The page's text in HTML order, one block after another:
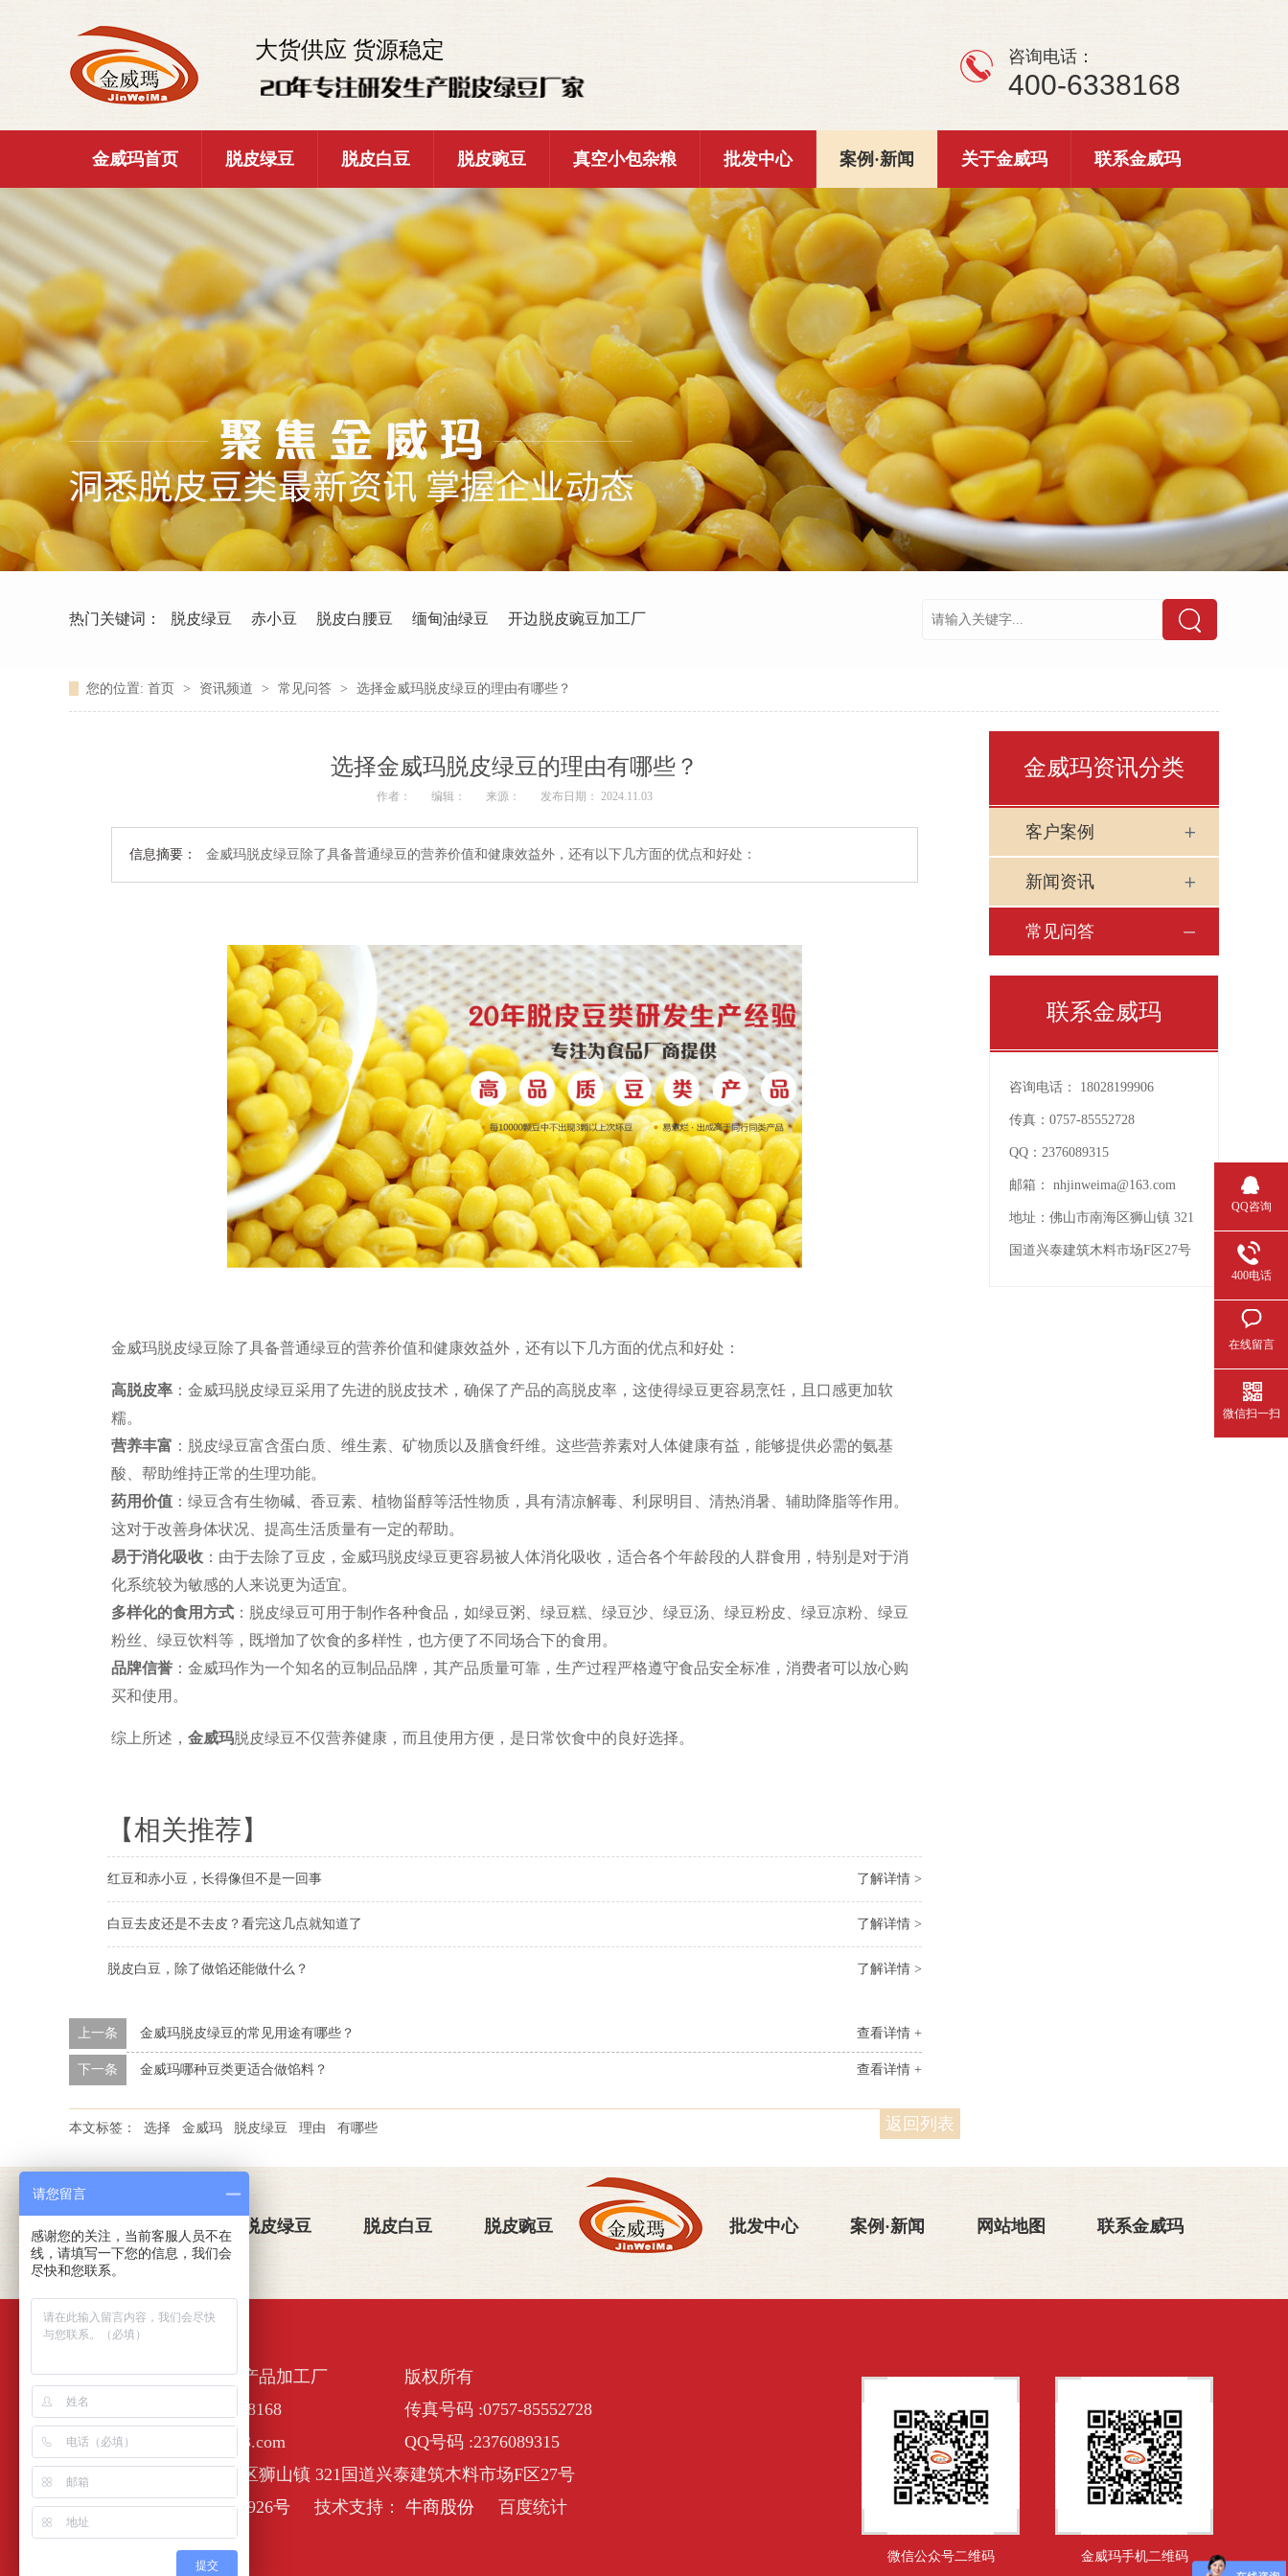
大货供应 货源稳定 咨询电话：
400-6338168
金威玛首页 脱皮绿豆 脱皮白豆 脱皮豌豆 真空小包杂粮 批发中心 案例·新闻 关于金威玛 联系金威玛
热门关键词： 脱皮绿豆 赤小豆 脱皮白腰豆 缅甸油绿豆 开边脱皮豌豆加工厂
您的位置: 首页 > 资讯频道 > 常见问答 > 选择金威玛脱皮绿豆的理由有哪些？
选择金威玛脱皮绿豆的理由有哪些？
作者： 编辑： 来源： 发布日期： 2024.11.03
信息摘要： 金威玛脱皮绿豆除了具备普通绿豆的营养价值和健康效益外，还有以下几方面的优点和好处：
金威玛脱皮绿豆除了具备普通绿豆的营养价值和健康效益外，还有以下几方面的优点和好处：
高脱皮率 ：金威玛脱皮绿豆采用了先进的脱皮技术，确保了产品的高脱皮率，这使得绿豆更容易烹饪，且口感更加软
糯。
营养丰富 ：脱皮绿豆富含蛋白质、维生素、矿物质以及膳食纤维。这些营养素对人体健康有益，能够提供必需的氨基
酸、帮助维持正常的生理功能。
药用价值 ：绿豆含有生物碱、香豆素、植物甾醇等活性物质，具有清凉解毒、利尿明目、清热消暑、辅助降脂等作用。
这对于改善身体状况、提高生活质量有一定的帮助。
易于消化吸收 ：由于去除了豆皮，金威玛脱皮绿豆更容易被人体消化吸收，适合各个年龄段的人群食用，特别是对于消
化系统较为敏感的人来说更为适宜。
多样化的食用方式 ：脱皮绿豆可用于制作各种食品，如绿豆粥、绿豆糕、绿豆沙、绿豆汤、绿豆粉皮、绿豆凉粉、绿豆
粉丝、绿豆饮料等，既增加了饮食的多样性，也方便了不同场合下的食用。
品牌信誉 ：金威玛作为一个知名的豆制品品牌，其产品质量可靠，生产过程严格遵守食品安全标准，消费者可以放心购
买和使用。
综上所述， 金威玛脱皮绿豆不仅营养健康，而且使用方便，是日常饮食中的良好选择。
【相关推荐】
了解详情 >
红豆和赤小豆，长得像但不是一回事
了解详情 >
白豆去皮还是不去皮？看完这几点就知道了
了解详情 >
脱皮白豆，除了做馅还能做什么？
查看详情 +
上一条 金威玛脱皮绿豆的常见用途有哪些？
查看详情 +
下一条 金威玛哪种豆类更适合做馅料？
返回列表
本文标签： 选择 金威玛 脱皮绿豆 理由 有哪些
金威玛资讯分类
客户案例
新闻资讯
常见问答
联系金威玛
咨询电话： 18028199906
传真： 0757-85552728
QQ： 2376089315
邮箱： nhjinweima@163.com
地址： 佛山市南海区狮山镇 321
国道兴泰建筑木料市场F区27号
关于金威玛 脱皮绿豆 脱皮白豆 脱皮豌豆 批发中心 案例·新闻 网站地图 联系金威玛
佛山市南海区金诺一农产品加工厂
版权所有
全国服务热线：400-6338168
传真号码 :0757-85552728
E-Mail :nhjinweima@163.com
QQ号码 :2376089315
公司地址：佛山市南海区狮山镇 321国道兴泰建筑木料市场F区27号
备案号：粤ICP备17127926号 技术支持： 牛商股份 百度统计
微信公众号二维码 金威玛手机二维码
QQ咨询
400电话
在线留言
微信扫一扫
请您留言
感谢您的关注，当前客服人员不在
线，请填写一下您的信息，我们会
尽快和您联系。
提交